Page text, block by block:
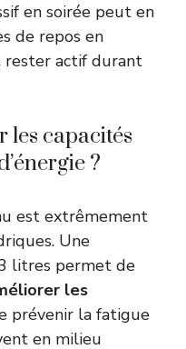
en soirée peut en
de repos en
rester actif durant
les capacités
?
est extrêmement
Une
litres permet de
les
prévenir la fatigue
en milieu